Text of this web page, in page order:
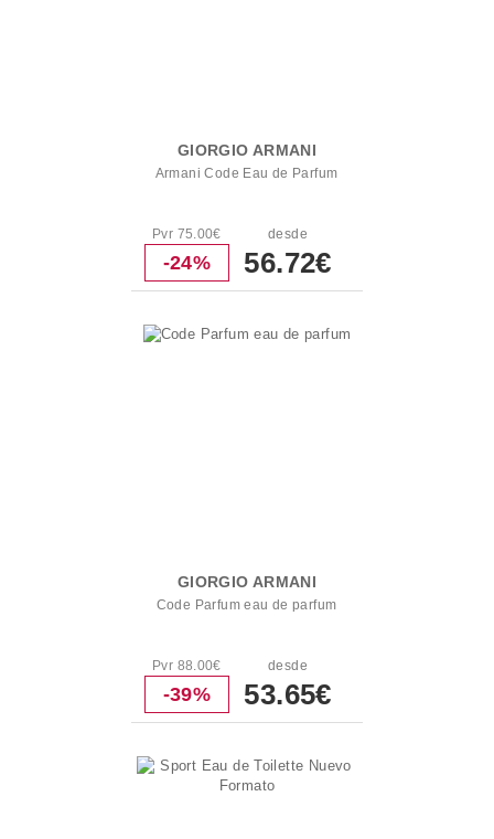
GIORGIO ARMANI
Armani Code Eau de Parfum
Pvr 75.00€
-24%
desde
56.72€
GIORGIO ARMANI
Code Parfum eau de parfum
Pvr 88.00€
-39%
desde
53.65€